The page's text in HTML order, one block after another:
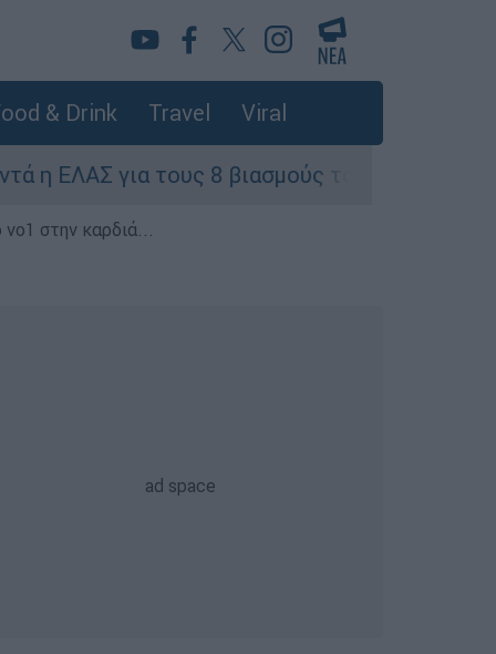
& Drink Travel Viral
τους 8 βιασμούς τουριστριών - «Μόνο 3
στην καρδιά...